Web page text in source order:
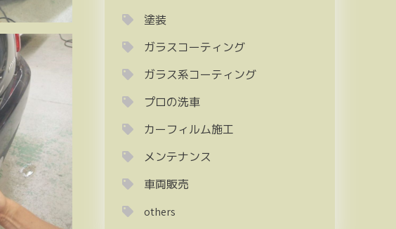
塗装
ガラスコーティング
ガラス系コーティング
プロの洗車
カーフィルム施工
メンテナンス
車両販売
others